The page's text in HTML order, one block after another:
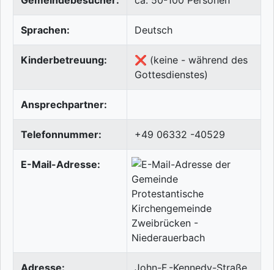
Sprachen: Deutsch
Kinderbetreuung:
❌ (keine - während des
Gottesdienstes)
Ansprechpartner:
Telefonnummer: +49 06332 -40529
E-Mail-Adresse: